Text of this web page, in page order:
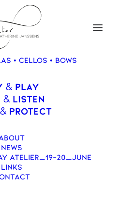
• CELLOS • BOWS
&PLAY
& LISTEN
&PROTECT
NEWS
ATELIER_19-20_JUNE
LINKS
LINDHOLM